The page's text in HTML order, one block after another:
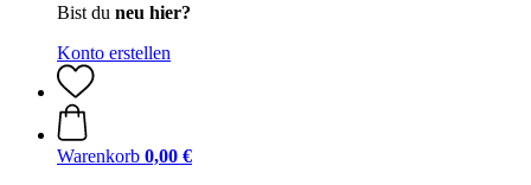
Bist du neu hier?
Konto erstellen
Warenkorb 0,00 €